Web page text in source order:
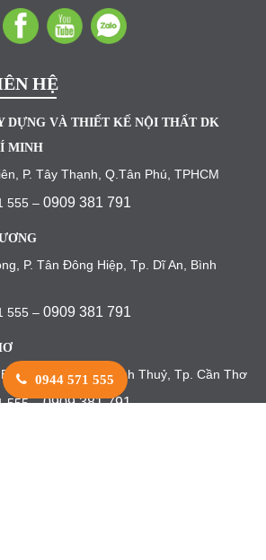
HỆ
DỰNG VÀ THIẾT KẾ NỘI THẤT DK
MINH
P. Tây Thạnh, Q.Tân Phú, TPHCM
555 – 0909 381 791
P. Tân Đông Hiệp, Tp. Dĩ An, Bình
555 – 0909 381 791
Hữu Nghĩa, Q. Bình Thuỷ, Tp. Cần Thơ
555 –0909 381 791
0944 571 555